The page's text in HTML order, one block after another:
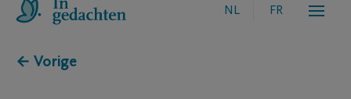
NL FR
← Vorige